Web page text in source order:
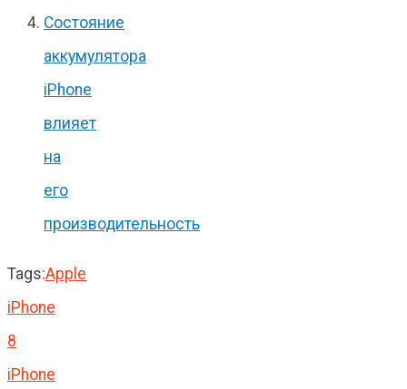
Состояние
аккумулятора
iPhone
влияет
на
его
производительность
Tags:Apple
iPhone
8
iPhone